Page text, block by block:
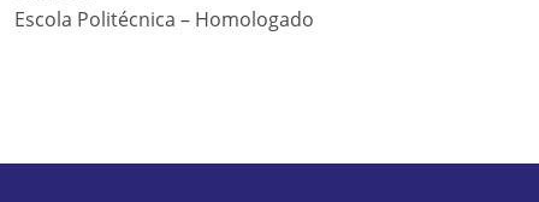
Escola Politécnica – Homologado